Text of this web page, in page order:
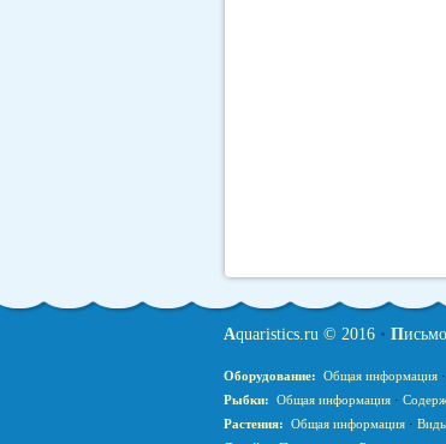
Aquaristics.ru © 2016• П
Оборудование: Общая информация·
Рыбки: Общая информация·
Растения: Общая информация·